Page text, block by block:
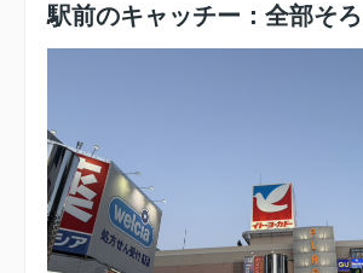
駅前のキャッチー：全部そ